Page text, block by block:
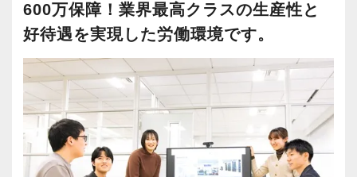
ご家庭の事情で、今日はテレワークで働
きたい！
ケガをしてしまい、通勤が難しい！
そんな時でも、自宅で快適にテレワーク
ができます。
（業務に慣れていただくため、入社半年
間は出社が基本です。）
りませんでしたが、現在は全てのスタッフがス
トレスを抱えることなく、更には十分な報酬を
得ながら税理士試験にも精力的に取り組む事が
出来るようになりました。
弊社の売上高経常利益率は30％に達しており、
現在は悠然と事業を遂行できる体制が整ってい
ます。
600万保障！業界最高クラスの生産性と
好待遇を実現した労働環境です。